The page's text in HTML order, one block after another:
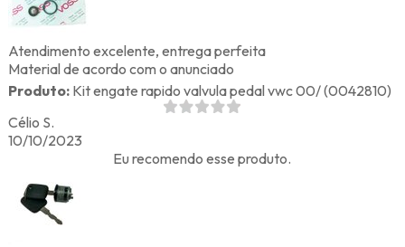
Atendimento excelente, entrega perfeita
Material de acordo com o anunciado
Produto:Kit engate rapido valvula pedal vwc 00/ (0042810)
Célio S.
10/10/2023
Eu recomendo esse produto.